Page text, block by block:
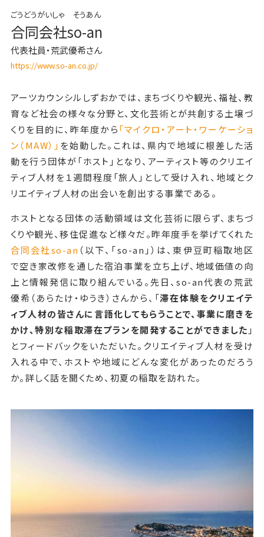
ごうどうがいしゃ そうあん
合同会社so-an
代表社員・荒武優希さん
https://www.so-an.co.jp/
アーツカウンシルしずおかでは、まちづくりや観光、福祉、教
育など社会の様々な分野と、文化芸術とが共創する土壌づ
くりを目的に、昨年度から「マイクロ・アート・ワーケーショ
ン（MAW）」 を始動した。これは、県内で地域に根差した活
動を行う団体が「ホスト」となり、アーティスト等のクリエイ
ティブ人材を１週間程度「旅人」として受け入れ、地域とク
リエイティブ人材の出会いを創出する事業である。
ホストとなる団体の活動領域は文化芸術に限らず、まちづ
くりや観光、移住促進など様々だ。昨年度手を挙げてくれた
合同会社so-an （以下、「so-an」）は、東伊豆町稲取地区
で空き家改修を通した宿泊事業を立ち上げ、地域価値の向
上と情報発信に取り組んでいる。先日、so-an代表の荒武
優希（あらたけ・ゆうき）さんから、「滞在体験をクリエイテ
ィブ人材の皆さんに言語化してもらうことで、事業に磨きを
かけ、特別な稲取滞在プランを開発することができました 」
とフィードバックをいただいた。クリエイティブ人材を受け
入れる中で、ホストや地域にどんな変化があったのだろう
か。詳しく話を聞くため、初夏の稲取を訪れた。